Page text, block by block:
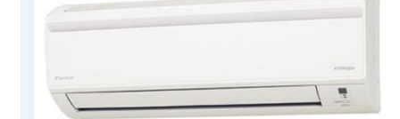
10.50 €
múltiples
se
pueden